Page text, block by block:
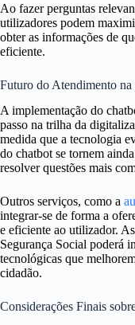
Ao fazer perguntas
utilizadores podem
obter as informações de
eficiente.
Futuro do Atendimento na
A implementação do
passo na trilha da
medida que a tecnologia
do chatbot se tornem
resolver questões mais
Outros serviços, como a
integrar-se de forma a
e eficiente ao utilizador.
Segurança Social poderá
tecnológicas que
cidadão.
Considerações Finais